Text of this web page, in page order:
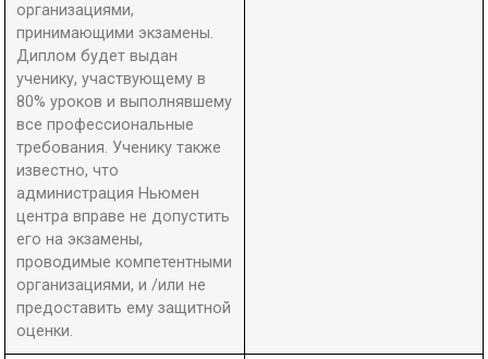
организациями,
принимающими экзамены.
Диплом будет выдан
ученику, участвующему в
80% уроков и выполнявшему
все профессиональные
требования. Ученику также
известно, что
администрация Ньюмен
центра вправе не допустить
его на экзамены,
проводимые компетентными
организациями, и /или не
предоставить ему защитной
оценки.